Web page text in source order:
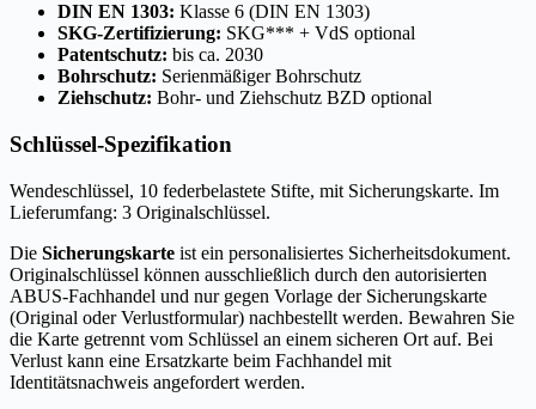
DIN EN 1303: Klasse 6 (DIN EN 1303)
SKG-Zertifizierung: SKG*** + VdS optional
Patentschutz: bis ca. 2030
Bohrschutz: Serienmäßiger Bohrschutz
Ziehschutz: Bohr- und Ziehschutz BZD optional
Schlüssel-Spezifikation
Wendeschlüssel, 10 federbelastete Stifte, mit Sicherungskarte. Im
Lieferumfang: 3 Originalschlüssel.
Die Sicherungskarte ist ein personalisiertes Sicherheitsdokument.
Originalschlüssel können ausschließlich durch den autorisierten
ABUS-Fachhandel und nur gegen Vorlage der Sicherungskarte
(Original oder Verlustformular) nachbestellt werden. Bewahren Sie
die Karte getrennt vom Schlüssel an einem sicheren Ort auf. Bei
Verlust kann eine Ersatzkarte beim Fachhandel mit
Identitätsnachweis angefordert werden.